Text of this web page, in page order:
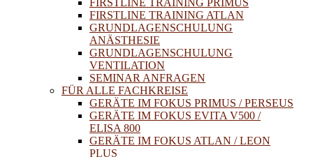
FIRSTLINE TRAINING PRIMUS
FIRSTLINE TRAINING ATLAN
GRUNDLAGENSCHULUNG
ANÄSTHESIE
GRUNDLAGENSCHULUNG
VENTILATION
SEMINAR ANFRAGEN
FÜR ALLE FACHKREISE
GERÄTE IM FOKUS PRIMUS / PERSEUS
GERÄTE IM FOKUS EVITA V500 /
ELISA 800
GERÄTE IM FOKUS ATLAN / LEON
PLUS